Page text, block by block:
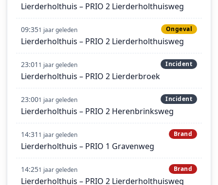
Lierderholthuis – PRIO 2 Lierderholthuisweg
09:351 jaar geleden Ongeval
Lierderholthuis – PRIO 2 Lierderholthuisweg
23:01 1 jaar geleden Incident
Lierderholthuis – PRIO 2 Lierderbroek
23:001 jaar geleden Incident
Lierderholthuis – PRIO 2 Herenbrinksweg
14:31 1 jaar geleden Brand
Lierderholthuis – PRIO 1 Gravenweg
14:251 jaar geleden Brand
Lierderholthuis – PRIO 2 Lierderholthuisweg